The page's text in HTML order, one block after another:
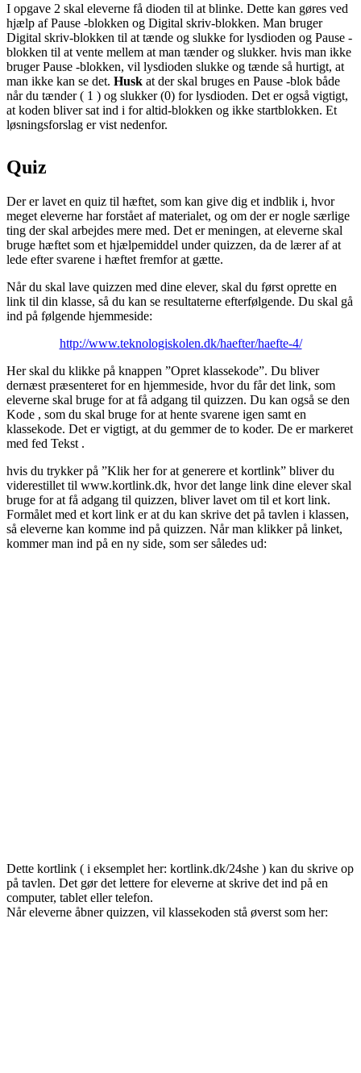
I opgave 2 skal eleverne få dioden til at blinke. Dette kan gøres ved
hjælp afPause -blokken og Digital skriv-blokken. Man bruger
Digital skriv-blokken til at tænde og slukke for lysdioden og Pause -
blokken til at vente mellem at man tænder og slukker. hvis man ikke
brugerPause -blokken, vil lysdioden slukke og tænde så hurtigt, at
man ikke kan se det. Husk at der skal bruges en Pause -blok både
når du tænder ( 1 ) og slukker (0) for lysdioden. Det er også vigtigt,
at koden bliver sat ind i for altid-blokken og ikke startblokken. Et
løsningsforslag er vist nedenfor.
Quiz
Der er lavet en quiz til hæftet, som kan give dig et indblik i, hvor
meget eleverne har forstået af materialet, og om der er nogle særlige
ting der skal arbejdes mere med. Det er meningen, at eleverne skal
bruge hæftet som et hjælpemiddel under quizzen, da de lærer af at
lede efter svarene i hæftet fremfor at gætte.
Når du skal lave quizzen med dine elever, skal du først oprette en
link til din klasse, så du kan se resultaterne efterfølgende. Du skal gå
ind på følgende hjemmeside:
http://www.teknologiskolen.dk/haefter/haefte-4/
Her skal du klikke på knappen ”Opret klassekode”. Du bliver
dernæst præsenteret for en hjemmeside, hvor du får det link, som
eleverne skal bruge for at få adgang til quizzen. Du kan også se den
Kode , som du skal bruge for at hente svarene igen samt en
klassekode. Det er vigtigt, at du gemmer de to koder. De er markeret
med fed Tekst .
hvis du trykker på ”Klik her for at generere et kortlink” bliver du
viderestillet til www.kortlink.dk, hvor det lange link dine elever skal
bruge for at få adgang til quizzen, bliver lavet om til et kort link.
Formålet med et kort link er at du kan skrive det på tavlen i klassen,
så eleverne kan komme ind på quizzen. Når man klikker på linket,
kommer man ind på en ny side, som ser således ud:
Dette kortlink ( i eksemplet her: kortlink.dk/24she ) kan du skrive op
på tavlen. Det gør det lettere for eleverne at skrive det ind på en
computer, tablet eller telefon.
Når eleverne åbner quizzen, vil klassekoden stå øverst som her: